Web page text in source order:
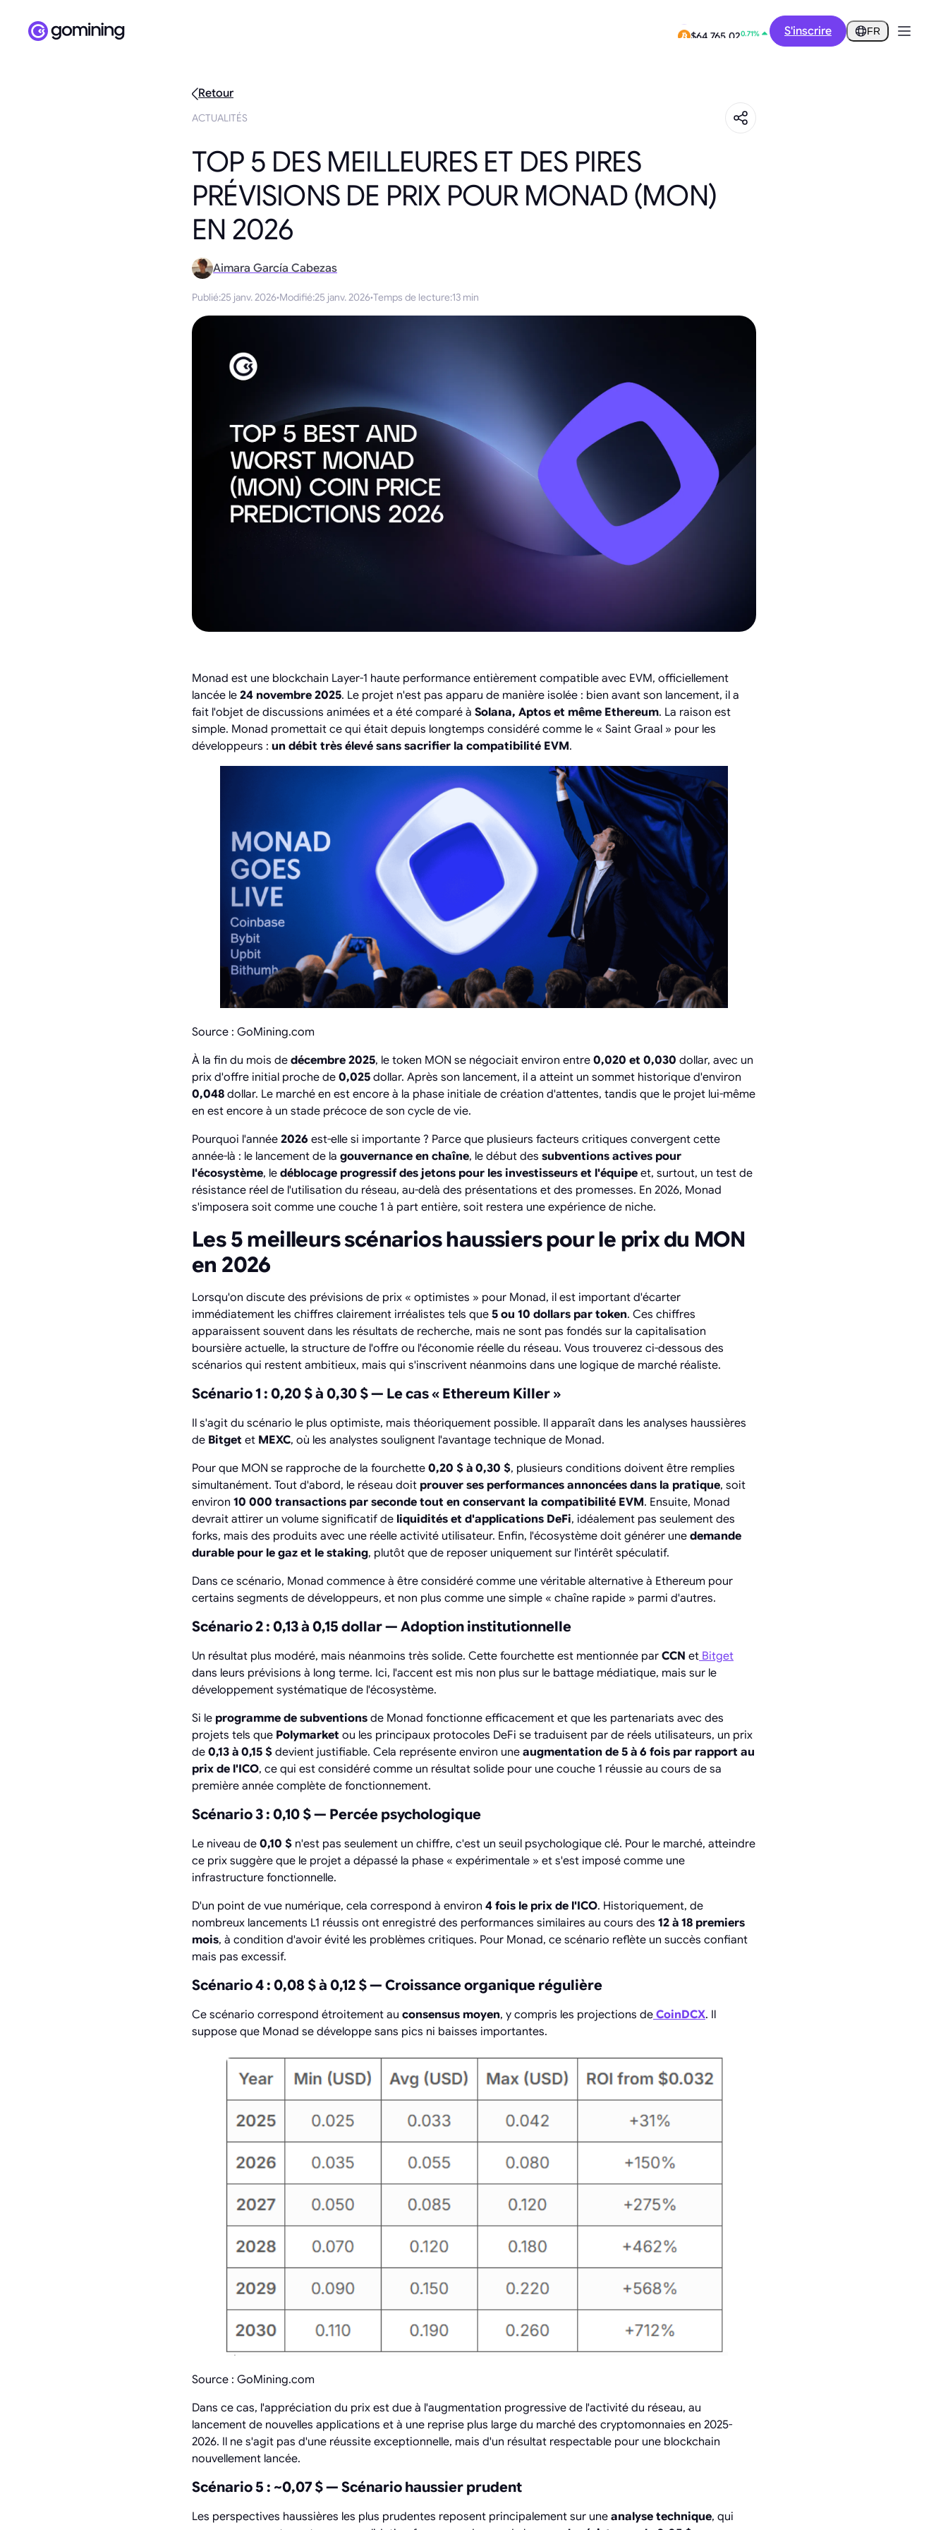
$0.2856 S'inscrire FR
Retour
ACTUALITÉS
TOP 5 DES MEILLEURES ET DES PIRES
PRÉVISIONS DE PRIX POUR MONAD (MON)
EN 2026
Aimara García Cabezas
Publié:25 janv. 2026·Modifié:25 janv. 2026·Temps de lecture:13 min
Monad est une blockchain Layer-1 haute performance entièrement compatible avec EVM, officiellement
lancée le 24 novembre 2025. Le projet n'est pas apparu de manière isolée : bien avant son lancement, il a
fait l'objet de discussions animées et a été comparé à Solana, Aptos et même Ethereum. La raison est
simple. Monad promettait ce qui était depuis longtemps considéré comme le « Saint Graal » pour les
développeurs : un débit très élevé sans sacrifier la compatibilité EVM.
Source : GoMining.com
À la fin du mois de décembre 2025, le token MON se négociait environ entre 0,020 et 0,030 dollar, avec un
prix d'offre initial proche de 0,025 dollar. Après son lancement, il a atteint un sommet historique d'environ
0,048 dollar. Le marché en est encore à la phase initiale de création d'attentes, tandis que le projet lui-même
en est encore à un stade précoce de son cycle de vie.
Pourquoi l'année 2026 est-elle si importante ? Parce que plusieurs facteurs critiques convergent cette
année-là : le lancement de la gouvernance en chaîne, le début des subventions actives pour
l'écosystème, le déblocage progressif des jetons pour les investisseurs et l'équipe et, surtout, un test de
résistance réel de l'utilisation du réseau, au-delà des présentations et des promesses. En 2026, Monad
s'imposera soit comme une couche 1 à part entière, soit restera une expérience de niche.
Les 5 meilleurs scénarios haussiers pour le prix du MON
en 2026
Lorsqu'on discute des prévisions de prix « optimistes » pour Monad, il est important d'écarter
immédiatement les chiffres clairement irréalistes tels que 5 ou 10 dollars par token. Ces chiffres
apparaissent souvent dans les résultats de recherche, mais ne sont pas fondés sur la capitalisation
boursière actuelle, la structure de l'offre ou l'économie réelle du réseau. Vous trouverez ci-dessous des
scénarios qui restent ambitieux, mais qui s'inscrivent néanmoins dans une logique de marché réaliste.
Scénario 1 : 0,20 $ à 0,30 $ — Le cas « Ethereum Killer »
Il s'agit du scénario le plus optimiste, mais théoriquement possible. Il apparaît dans les analyses haussières
de Bitget et MEXC, où les analystes soulignent l'avantage technique de Monad.
Pour que MON se rapproche de la fourchette 0,20 $ à 0,30 $, plusieurs conditions doivent être remplies
simultanément. Tout d'abord, le réseau doit prouver ses performances annoncées dans la pratique, soit
environ 10 000 transactions par seconde tout en conservant la compatibilité EVM. Ensuite, Monad
devrait attirer un volume significatif de liquidités et d'applications DeFi, idéalement pas seulement des
forks, mais des produits avec une réelle activité utilisateur. Enfin, l'écosystème doit générer une demande
durable pour le gaz et le staking, plutôt que de reposer uniquement sur l'intérêt spéculatif.
Dans ce scénario, Monad commence à être considéré comme une véritable alternative à Ethereum pour
certains segments de développeurs, et non plus comme une simple « chaîne rapide » parmi d'autres.
Scénario 2 : 0,13 à 0,15 dollar — Adoption institutionnelle
Un résultat plus modéré, mais néanmoins très solide. Cette fourchette est mentionnée par CCN et Bitget
dans leurs prévisions à long terme. Ici, l'accent est mis non plus sur le battage médiatique, mais sur le
développement systématique de l'écosystème.
Si le programme de subventions de Monad fonctionne efficacement et que les partenariats avec des
projets tels que Polymarket ou les principaux protocoles DeFi se traduisent par de réels utilisateurs, un prix
de 0,13 à 0,15 $ devient justifiable. Cela représente environ une augmentation de 5 à 6 fois par rapport au
prix de l'ICO, ce qui est considéré comme un résultat solide pour une couche 1 réussie au cours de sa
première année complète de fonctionnement.
Scénario 3 : 0,10 $ — Percée psychologique
Le niveau de 0,10 $ n'est pas seulement un chiffre, c'est un seuil psychologique clé. Pour le marché, atteindre
ce prix suggère que le projet a dépassé la phase « expérimentale » et s'est imposé comme une
infrastructure fonctionnelle.
D'un point de vue numérique, cela correspond à environ 4 fois le prix de l'ICO. Historiquement, de
nombreux lancements L1 réussis ont enregistré des performances similaires au cours des 12 à 18 premiers
mois, à condition d'avoir évité les problèmes critiques. Pour Monad, ce scénario reflète un succès confiant
mais pas excessif.
Scénario 4 : 0,08 $ à 0,12 $ — Croissance organique régulière
Ce scénario correspond étroitement au consensus moyen, y compris les projections de CoinDCX. Il
suppose que Monad se développe sans pics ni baisses importantes.
Source : GoMining.com
Dans ce cas, l'appréciation du prix est due à l'augmentation progressive de l'activité du réseau, au
lancement de nouvelles applications et à une reprise plus large du marché des cryptomonnaies en 2025-
2026. Il ne s'agit pas d'une réussite exceptionnelle, mais d'un résultat respectable pour une blockchain
nouvellement lancée.
Scénario 5 : ~0,07 $ — Scénario haussier prudent
Les perspectives haussières les plus prudentes reposent principalement sur une analyse technique, qui